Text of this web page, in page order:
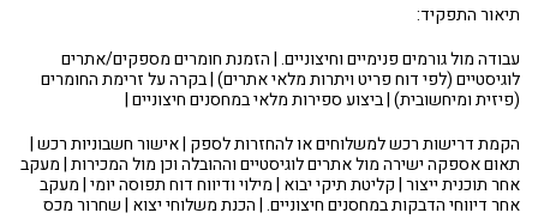
תיאור התפקיד:
עבודה מול גורמים פנימיים וחיצוניים. | הזמנת חומרים מספקים/אתרים
לוגיסטיים (לפי דוח פריט ויתרות מלאי אתרים) | בקרה על זרימת החומרים
(פיזית ומיחשובית) | ביצוע ספירות מלאי במחסנים חיצוניים |
הקמת דרישות רכש למשלוחים או להחזרות לספק | אישור חשבוניות רכש |
תאום אספקה ישירה מול אתרים לוגיסטיים וההובלה וכן מול המכירות | מעקב
אחר תוכנית ייצור | קליטת תיקי יבוא | מילוי ודיווח דוח תפוסה יומי | מעקב
אחר דיווחי הדבקות במחסנים חיצוניים. | הכנת משלוחי יצוא | שחרור מכס